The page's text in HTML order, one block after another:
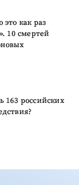
как раз
10 смертей
163 российских